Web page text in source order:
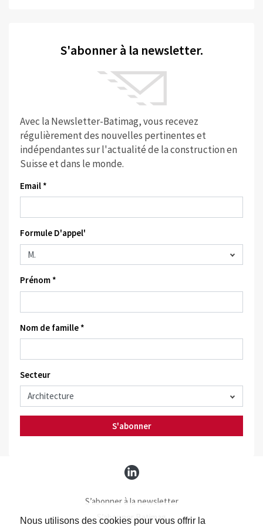
Nous utilisons des cookies pour vous offrir la
S'abonner à la newsletter.
Avec la Newsletter-Batimag, vous recevez
régulièrement des nouvelles pertinentes et
indépendantes sur l'actualité de la construction en
Suisse et dans le monde.
Email *
Formule D'appel'
Prénom *
Nom de famille *
Secteur
S'abonner
S’abonner à la newsletter
S’abonner Batimag